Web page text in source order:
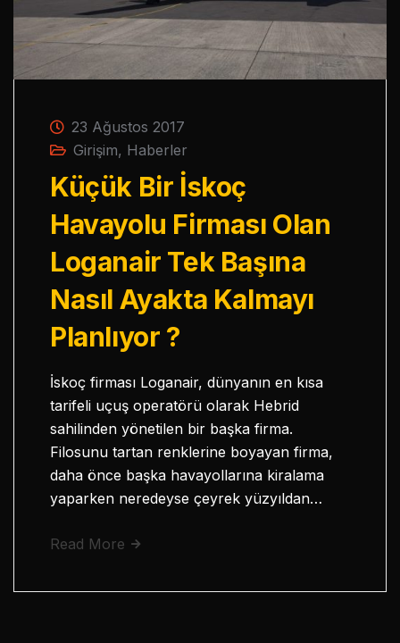
23 Ağustos 2017
Girişim, Haberler
Küçük Bir İskoç
Havayolu Firması Olan
Loganair Tek Başına
Nasıl Ayakta Kalmayı
Planlıyor ?
İskoç firması Loganair, dünyanın en kısa
tarifeli uçuş operatörü olarak Hebrid
sahilinden yönetilen bir başka firma.
Filosunu tartan renklerine boyayan firma,
daha önce başka havayollarına kiralama
yaparken neredeyse çeyrek yüzyıldan…
Read More